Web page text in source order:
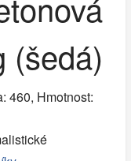
(šedá)
460, Hmotnost: